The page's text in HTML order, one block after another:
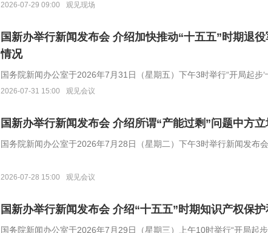
2026-07-29 09:00 观见现场
国新办举行新闻发布会 介绍加快推动“十五五”时期退
情况
国务院新闻办公室于2026年7月31日（星期五）下午3时举行“开局起步‘
退役军人事务部部长裴金佳介绍加快推动“十五五”时期退役军人工作高
2026-07-31 15:00 观见会议
国新办举行新闻发布会 介绍所谓“产能过剩”问题中方
国务院新闻办公室于2026年7月28日（星期二）下午3时举行新闻发布
2026-07-28 15:00 观见会议
国新办举行新闻发布会 介绍“十五五”时期知识产权保
国务院新闻办公室于2026年7月29日（星期三）上午10时举行“开局起步